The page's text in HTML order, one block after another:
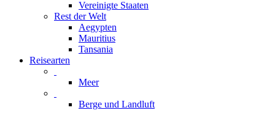
Vereinigte Staaten
Rest der Welt
Aegypten
Mauritius
Tansania
Reisearten
Meer
Berge und Landluft